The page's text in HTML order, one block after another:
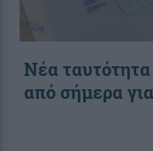
Νέα ταυτότητα
από σήμερα